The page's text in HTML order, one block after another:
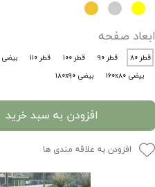
ابعاد صفحه
قطر ۸۰ قطر ۹۰ قطر ۱۰۰ قطر ۱۱۰
بیضی ۱۲۰x۶۰
بیضی ۱۶۰x۸۰
بیضی ۱۸۰x۹۰
افزودن به سبد خرید
افزودن به علاقه مندی ها